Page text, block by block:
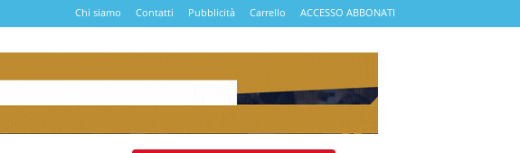
Chi siamo Contatti Pubblicità Carrello ACCESSO ABBONATI